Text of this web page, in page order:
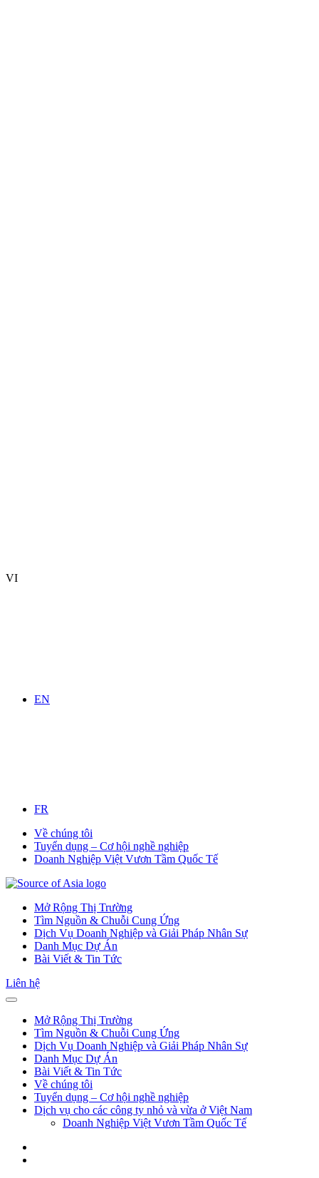
VI
EN
FR
Về chúng tôi
Tuyển dụng – Cơ hội nghề nghiệp
Doanh Nghiệp Việt Vươn Tầm Quốc Tế
Mở Rộng Thị Trường
Tìm Nguồn & Chuỗi Cung Ứng
Dịch Vụ Doanh Nghiệp và Giải Pháp Nhân Sự
Danh Mục Dự Án
Bài Viết & Tin Tức
Liên hệ
Mở Rộng Thị Trường
Tìm Nguồn & Chuỗi Cung Ứng
Dịch Vụ Doanh Nghiệp và Giải Pháp Nhân Sự
Danh Mục Dự Án
Bài Viết & Tin Tức
Về chúng tôi
Tuyển dụng – Cơ hội nghề nghiệp
Dịch vụ cho các công ty nhỏ và vừa ở Việt Nam
Doanh Nghiệp Việt Vươn Tầm Quốc Tế